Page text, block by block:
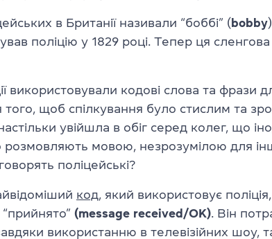
в Британії називали “боббі” ( bobby
поліцію у 1829 році. Тепер ця сленгова
використовували кодові слова та фрази
того, щоб спілкування було стислим та
увійшла в обіг серед колег, що
мовою, незрозумілою для
поліцейські?
код, який використовує
(message received/OK). Він
використанню в телевізійних шоу,